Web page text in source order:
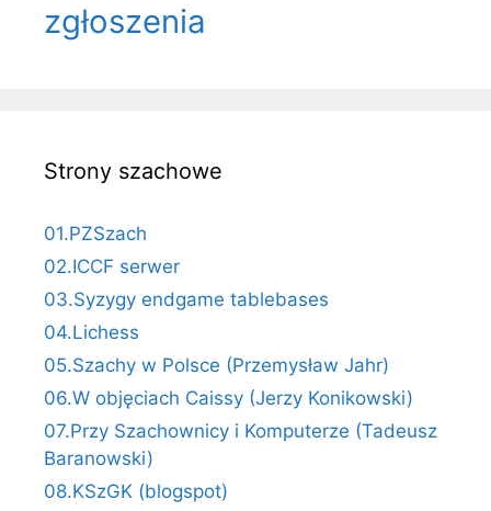
zgłoszenia
Strony szachowe
01.PZSzach
02.ICCF serwer
03.Syzygy endgame tablebases
04.Lichess
05.Szachy w Polsce (Przemysław Jahr)
06.W objęciach Caissy (Jerzy Konikowski)
07.Przy Szachownicy i Komputerze (Tadeusz
Baranowski)
08.KSzGK (blogspot)